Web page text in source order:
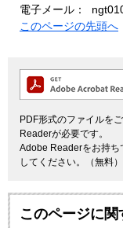
電子メール：
このページの先頭へ
PDF形式のファイルを
Readerが必要です。
Adobe Readerをお持ち
してください。（無料）
このページに